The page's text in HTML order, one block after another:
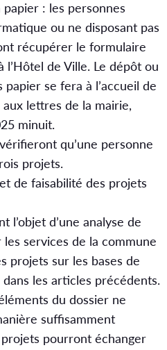
: les personnes
ou ne disposant pas
récupérer le formulaire
de Ville. Le dépôt ou
se fera à l’accueil de
lettres de la mairie,
minuit.
qu’une personne
projets.
de faisabilité des projets
l’objet d’une analyse de
services de la commune
projets sur les bases de
les articles précédents.
du dossier ne
suffisamment
pourront échanger